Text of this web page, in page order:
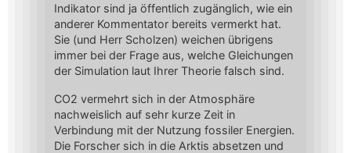
Indikator sind ja öffentlich zugänglich, wie ein
anderer Kommentator bereits vermerkt hat.
Sie (und Herr Scholzen) weichen übrigens
immer bei der Frage aus, welche Gleichungen
der Simulation laut Ihrer Theorie falsch sind.
CO2 vermehrt sich in der Atmosphäre
nachweislich auf sehr kurze Zeit in
Verbindung mit der Nutzung fossiler Energien.
Die Forscher sich in die Arktis absetzen und